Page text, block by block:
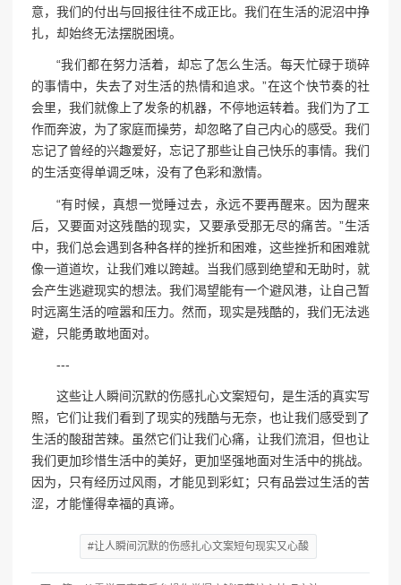
意，我们的付出与回报往往不成正比。我们在生活的泥沼中挣
扎，却始终无法摆脱困境。
“我们都在努力活着，却忘了怎么生活。每天忙碌于琐碎
的事情中，失去了对生活的热情和追求。”在这个快节奏的社
会里，我们就像上了发条的机器，不停地运转着。我们为了工
作而奔波，为了家庭而操劳，却忽略了自己内心的感受。我们
忘记了曾经的兴趣爱好，忘记了那些让自己快乐的事情。我们
的生活变得单调乏味，没有了色彩和激情。
“有时候，真想一觉睡过去，永远不要再醒来。因为醒来
后，又要面对这残酷的现实，又要承受那无尽的痛苦。”生活
中，我们总会遇到各种各样的挫折和困难，这些挫折和困难就
像一道道坎，让我们难以跨越。当我们感到绝望和无助时，就
会产生逃避现实的想法。我们渴望能有一个避风港，让自己暂
时远离生活的喧嚣和压力。然而，现实是残酷的，我们无法逃
避，只能勇敢地面对。
---
这些让人瞬间沉默的伤感扎心文案短句，是生活的真实写
照，它们让我们看到了现实的残酷与无奈，也让我们感受到了
生活的酸甜苦辣。虽然它们让我们心痛，让我们流泪，但也让
我们更加珍惜生活中的美好，更加坚强地面对生活中的挑战。
因为，只有经历过风雨，才能见到彩虹；只有品尝过生活的苦
涩，才能懂得幸福的真谛。
#让人瞬间沉默的伤感扎心文案短句现实又心酸